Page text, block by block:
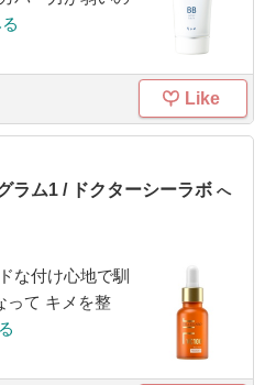
Like
ラム1 / ドクターシーラボ へ
な付け心地で馴
って キメを整